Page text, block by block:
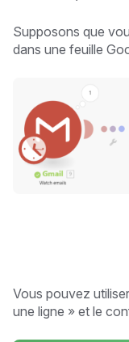
Supposons que
dans une feuille
Vous pouvez
une ligne » et le